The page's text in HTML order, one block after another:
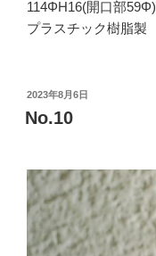
114ΦH16(開口部59Φ)
プラスチック樹脂製
投
稿
日:
2023年8月6日
No.10